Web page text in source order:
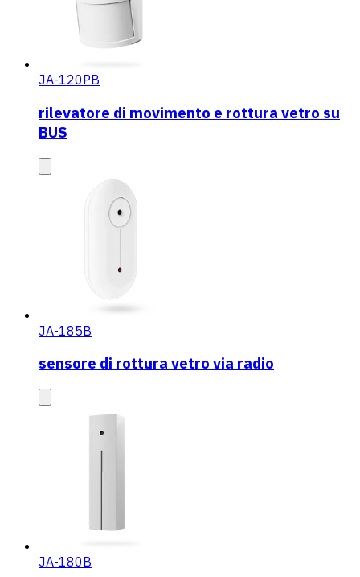
JA-120PB
rilevatore di movimento e rottura vetro su
BUS
JA-185B
sensore di rottura vetro via radio
JA-180B